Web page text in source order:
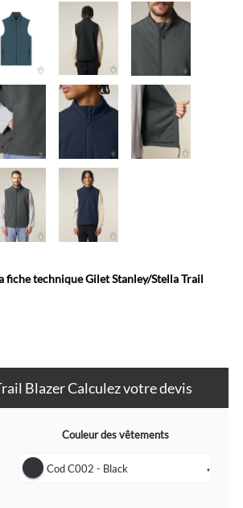
fiche technique Gilet Stanley/Stella Trail
Blazer Calculez votre devis
Couleur des vêtements
Cod C002 - Black ▼